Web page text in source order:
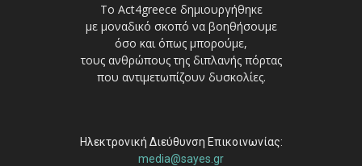
Το Act4greece δημιουργήθηκε
με μοναδικό σκοπό να βοηθήσουμε
όσο και όπως μπορούμε,
τους ανθρώπους της διπλανής πόρτας
που αντιμετωπίζουν δυσκολίες.
Ηλεκτρονική Διεύθυνση Επικοινωνίας:
media@sayes.gr